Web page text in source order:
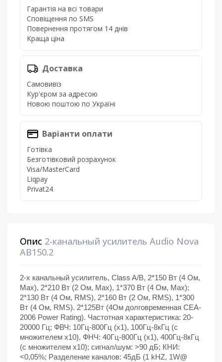
Гарантія на всі товари
Сповіщення по SMS
Повернення протягом 14 днів
Краща ціна
Доставка
Самовивіз
Кур'єром за адресою
Новою поштою по Україні
Варіанти оплати
Готівка
Безготівковий розрахунок
Visa/MasterCard
Liqpay
Privat24
Опис 2-канальный усилитель Audio Nova
AB150.2
2-х канальный усилитель, Class A/B, 2*150 Вт (4 Ом,
Max), 2*210 Вт (2 Ом, Max), 1*370 Вт (4 Ом, Max);
2*130 Вт (4 Ом, RMS), 2*160 Вт (2 Ом, RMS), 1*300
Вт (4 Ом, RMS). 2*125Вт (4Ом долговременная CEA-
2006 Power Rating). Частотная характеристика: 20-
20000 Гц; ФВЧ: 10Гц-800Гц (х1), 100Гц-8кГц (с
множителем х10), ФНЧ: 40Гц-800Гц (х1), 400Гц-8кГц
(с множителем х10); сигнал/шум: >90 дБ; КНИ:
<0,05%; Разделение каналов: 45дБ (1 kHZ, 1W@